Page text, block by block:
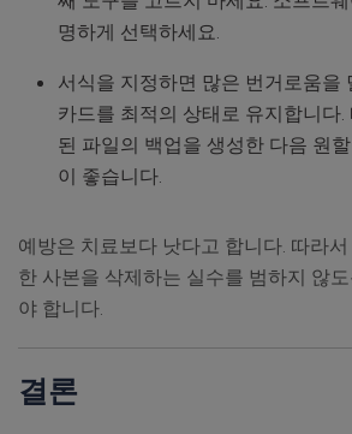
명하게 선택하세요.
서식을 지정하면 많은 번거로움을
카드를 최적의 상태로 유지합니다
된 파일의 백업을 생성한 다음 원
이 좋습니다.
예방은 치료보다 낫다고 합니다. 따라
한 사본을 삭제하는 실수를 범하지 않
야 합니다.
결론